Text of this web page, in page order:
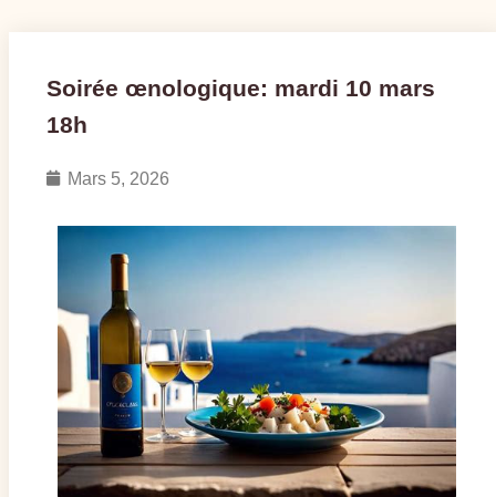
Soirée œnologique: mardi 10 mars
18h
Mars 5, 2026